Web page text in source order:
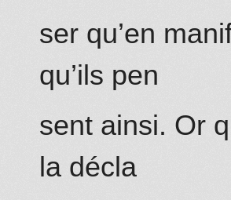
ser qu’en
qu’ils pen
sent ainsi. Or
la décla